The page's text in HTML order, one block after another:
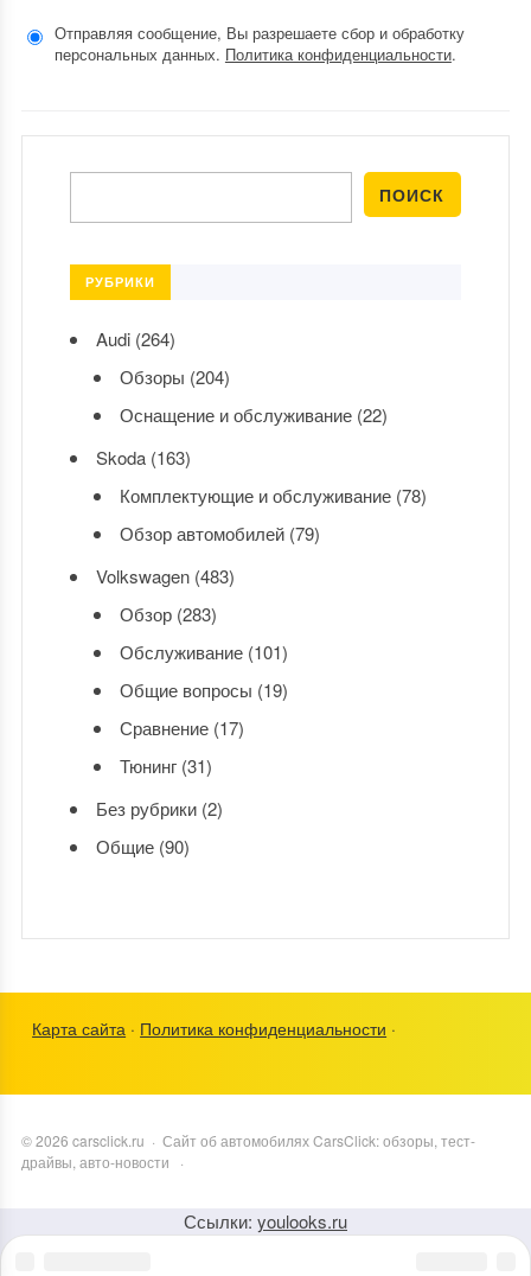
Отправляя сообщение, Вы разрешаете сбор и обработку
персональных данных. Политика конфиденциальности.
РУБРИКИ
Audi(264)
Обзоры (204)
Оснащение и обслуживание(22)
Skoda(163)
Комплектующие и обслуживание(78)
Обзор автомобилей(79)
Volkswagen(483)
Обзор(283)
Обслуживание(101)
Общие вопросы (19)
Сравнение(17)
Тюнинг(31)
Без рубрики(2)
Общие(90)
Карта сайта · Политика конфиденциальности ·
©2026 carsclick.ru · Сайт об автомобилях CarsClick: обзоры, тест-
драйвы, авто-новости
·
Ссылки: youlooks.ru